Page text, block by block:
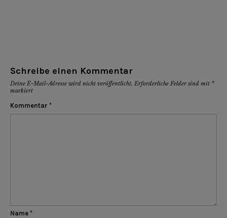
Schreibe einen Kommentar
Deine E-Mail-Adresse wird nicht veröffentlicht. Erforderliche Felder sind mit *
markiert
Kommentar *
Name *